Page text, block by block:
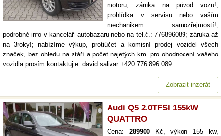
motoru, záruka na původ vozu!;
prohlídka v servisu nebo vaším
mechanikem samozřejmostí!;
podrobné info v kanceláři autobazaru nebo na tel.č.: 776896089; záruka až
na 3roky!; nabízíme výkup, protiúčet a komisní prodej vozidel všech
značek, bez ohledu na stáří a počet najetých km. pro ohodnocení vašeho
vozidla prosím kontaktujte: david salivar +420 776 896 089.…
Zobrazit inzerát
Audi Q5 2.0TFSI 155kW
QUATTRO
Cena: 289900Kč, výkon 155 kw,